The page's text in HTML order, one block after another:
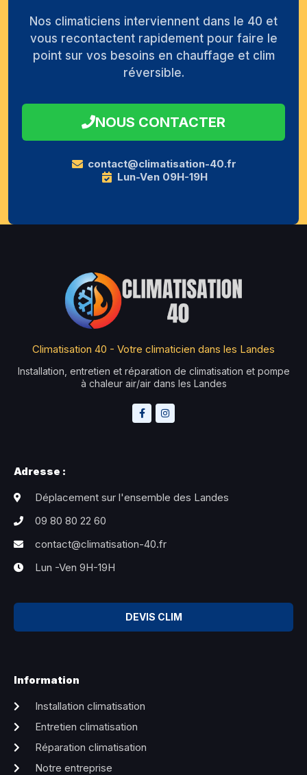
Nos climaticiens interviennent dans le 40 et
vous recontactent rapidement pour faire le
point sur vos besoins en chauffage et clim
réversible.
NOUS CONTACTER
contact@climatisation-40.fr
Lun-Ven 09H-19H
Climatisation 40 - Votre climaticien dans les Landes
Installation, entretien et réparation de climatisation et pompe
à chaleur air/air dans les Landes
Adresse :
Déplacement sur l'ensemble des Landes
09 80 80 22 60
contact@climatisation-40.fr
Lun -Ven 9H-19H
DEVIS CLIM
Information
Installation climatisation
Entretien climatisation
Réparation climatisation
Notre entreprise